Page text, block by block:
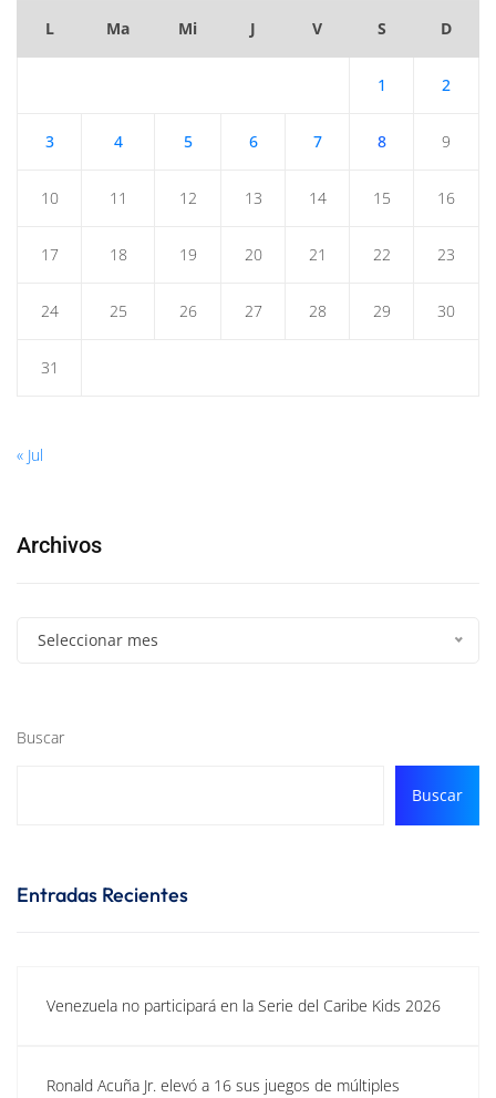
L Ma Mi J V S D
1 2
3 4 5 6 7 8 9
10 11 12 13 14 15 16
17 18 19 20 21 22 23
24 25 26 27 28 29 30
31
« Jul
Archivos
Seleccionar mes
Buscar
Buscar
Entradas Recientes
Venezuela no participará en la Serie del Caribe Kids 2026
Ronald Acuña Jr. elevó a 16 sus juegos de múltiples